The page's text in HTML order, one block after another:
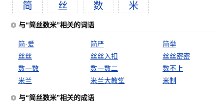
简 丝 数 米
与“简丝数米”相关的词语
简·爱 简严
简举
丝丝
丝丝入扣
丝丝密密
数一数
数一数二
数不上
米兰
米兰大教堂 米制
与“简丝数米”相关的成语